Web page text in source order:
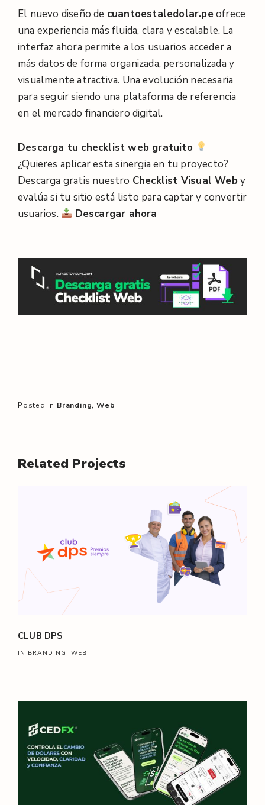
El nuevo diseño de cuantoestaledolar.peofrece
una experiencia más fluida, clara y escalable. La
interfaz ahora permite a los usuarios acceder a
más datos de forma organizada, personalizada y
visualmente atractiva. Una evolución necesaria
para seguir siendo una plataforma de referencia
en el mercado financiero digital.
Descarga tu checklist web gratuito
¿Quieres aplicar esta sinergia en tu proyecto?
Descarga gratis nuestro Checklist Visual Weby
evalúa si tu sitio está listo para captar y convertir
usuarios.
Descargar ahora
Posted in Branding Web
Related Projects
CLUB DPS
IN BRANDING, WEB